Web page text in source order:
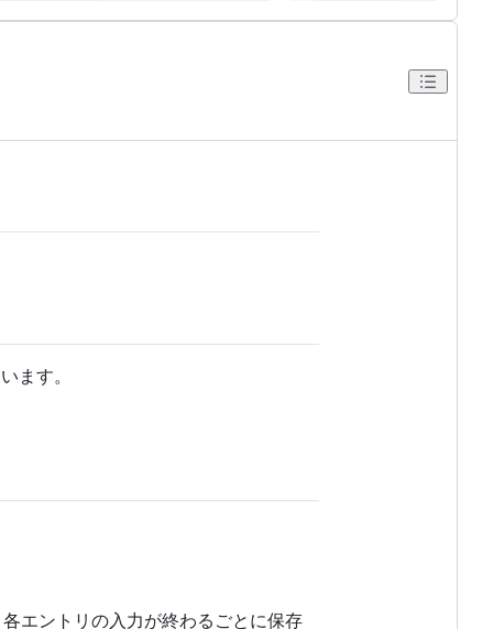
ます。
エントリの入力が終わるごとに保存